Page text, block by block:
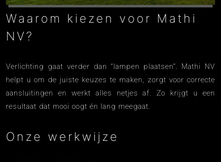
Waarom kiezen voor Mathi
NV?
Verlichting gaat verder dan “lampen plaatsen”. Mathi NV
helpt u om de juiste keuzes te maken, zorgt voor correcte
aansluitingen en werkt alles netjes af. Zo krijgt u een
resultaat dat mooi oogt én lang meegaat.
Onze werkwijze